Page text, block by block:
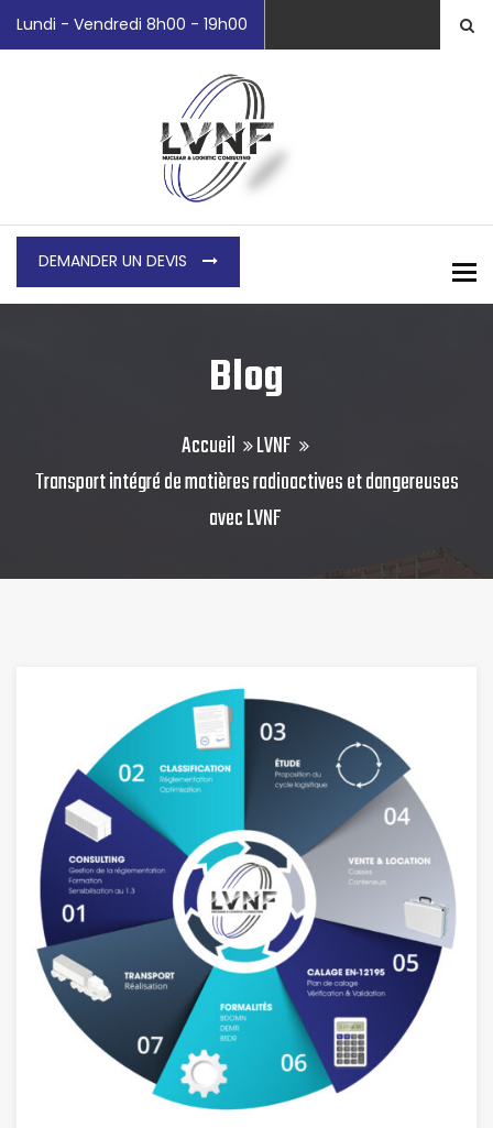
Lundi - Vendredi 8h00 - 19h00
DEMANDER UN DEVIS
Blog
Accueil
LVNF
Transport intégré de matières radioactives et dangereuses
avec LVNF